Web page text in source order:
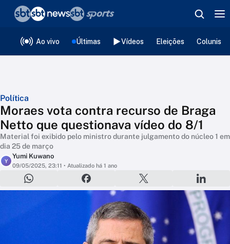
Ao vivo Últimas Vídeos Eleições
Política
Moraes vota contra recurso de Braga
Netto que questionava vídeo do 8/1
Material foi exibido pelo ministro durante julgamento do núcleo 1 em
dia 25 de março
Y
Yumi Kuwano
09/05/2025, 23:11 • Atualizado há 1 ano
❮voltar
Editorias